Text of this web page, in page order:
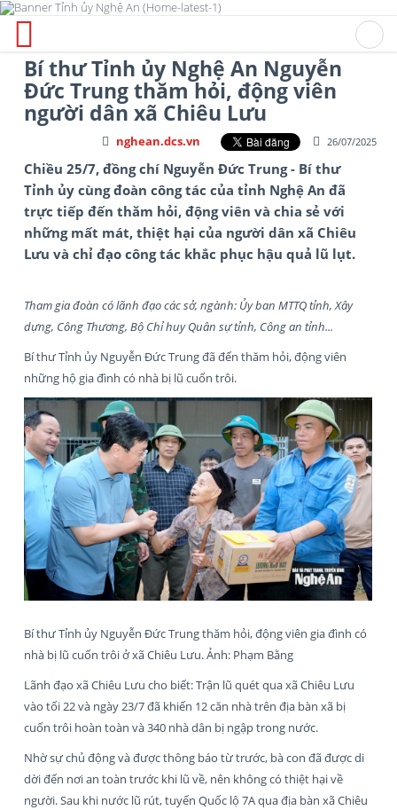
Bí thư Tỉnh ủy Nghệ An Nguyễn
Đức Trung thăm hỏi, động viên
người dân xã Chiêu Lưu
26/07/2025
nghean.dcs.vn
Chiều 25/7, đồng chí Nguyễn Đức Trung - Bí thư
Tỉnh ủy cùng đoàn công tác của tỉnh Nghệ An đã
trực tiếp đến thăm hỏi, động viên và chia sẻ với
những mất mát, thiệt hại của người dân xã Chiêu
Lưu và chỉ đạo công tác khắc phục hậu quả lũ lụt.
Tham gia đoàn có lãnh đạo các sở, ngành: Ủy ban MTTQ tỉnh, Xây
dựng, Công Thương, Bộ Chỉ huy Quân sự tỉnh, Công an tỉnh...
Bí thư Tỉnh ủy Nguyễn Đức Trung đã đến thăm hỏi, động viên
những hộ gia đình có nhà bị lũ cuốn trôi.
Bí thư Tỉnh ủy Nguyễn Đức Trung thăm hỏi, động viên gia đình có
nhà bị lũ cuốn trôi ở xã Chiêu Lưu. Ảnh: Phạm Bằng
Lãnh đạo xã Chiêu Lưu cho biết: Trận lũ quét qua xã Chiêu Lưu
vào tối 22 và ngày 23/7 đã khiến 12 căn nhà trên địa bàn xã bị
cuốn trôi hoàn toàn và 340 nhà dân bị ngập trong nước.
Nhờ sự chủ động và được thông báo từ trước, bà con đã được di
dời đến nơi an toàn trước khi lũ về, nên không có thiệt hại về
người. Sau khi nước lũ rút, tuyến Quốc lộ 7A qua địa bàn xã Chiêu